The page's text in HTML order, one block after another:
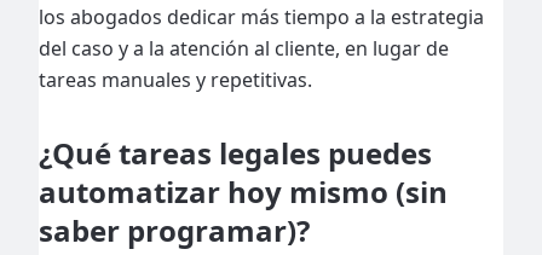
los abogados dedicar más tiempo a la estrategia
del caso y a la atención al cliente, en lugar de
tareas manuales y repetitivas.
¿Qué tareas legales puedes
automatizar hoy mismo (sin
saber programar)?